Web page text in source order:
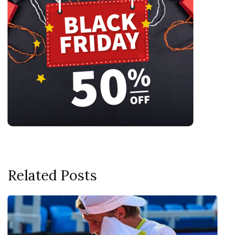
Related Posts